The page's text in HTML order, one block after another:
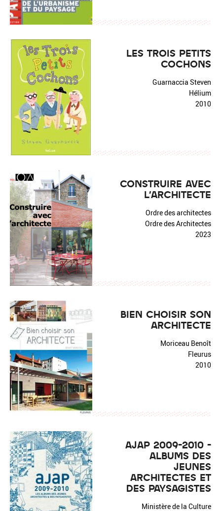
LES TROIS PETITS
COCHONS
Guarnaccia Steven
Hélium
2010
CONSTRUIRE AVEC
L'ARCHITECTE
Ordre des architectes
Ordre des Architectes
2023
BIEN CHOISIR SON
ARCHITECTE
Moriceau Benoît
Fleurus
2010
AJAP 2009-2010 -
ALBUMS DES
JEUNES
ARCHITECTES ET
DES PAYSAGISTES
Ministère de la Culture